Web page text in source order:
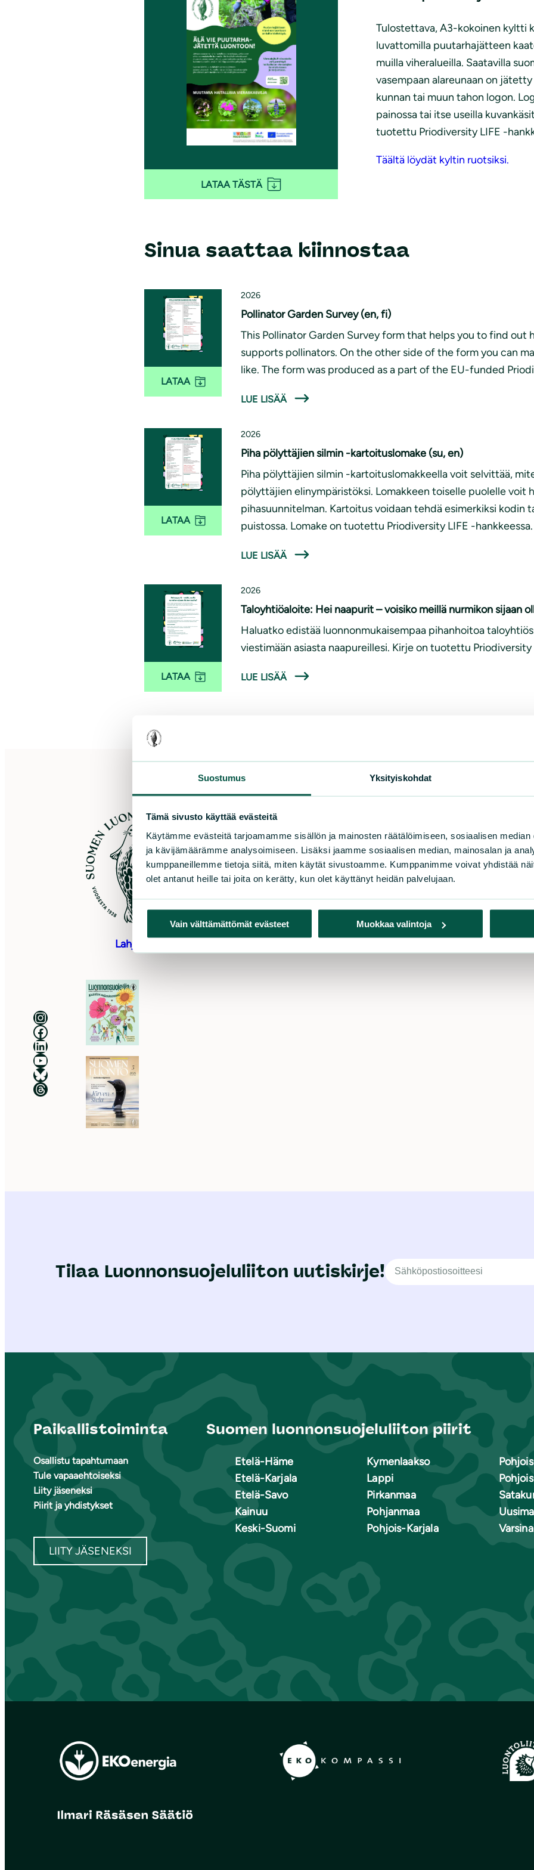
Suostumus Yksityiskohdat
Tämä sivusto käyttää evästeitä
Käytämme evästeitä tarjoamamme sisällön ja mainosten räätälöimiseen, sosiaalisen
ja kävijämäärämme analysoimiseen. Lisäksi jaamme sosiaalisen median, mainosalan ja
kumppaneillemme tietoja siitä, miten käytät sivustoamme. Kumppanimme voivat yhdistää
olet antanut heille tai joita on kerätty, kun olet käyttänyt heidän palvelujaan.
Vain välttämättömät evästeet Muokkaa valintoja
LATAA TÄSTÄ
Tulostettava, A3-kokoinen kyltti
luvattomilla puutarhajätteen
muilla viheralueilla. Saatavilla
vasempaan alareunaan on
kunnan tai muun tahon logon.
painossa tai itse useilla
tuotettu Priodiversity LIFE -
Täältä löydät kyltin ruotsiksi.
Sinua saattaa kiinnostaa
LATAA
2026
Pollinator Garden Survey (en, fi)
This Pollinator Garden Survey form that helps you to find out
supports pollinators. On the other side of the form you can
like. The form was produced as a part of the EU-funded
LUE LISÄÄ
LATAA
2026
Piha pölyttäjien silmin -kartoituslomake (su, en)
Piha pölyttäjien silmin -kartoituslomakkeella voit selvittää,
pölyttäjien elinympäristöksi. Lomakkeen toiselle puolelle voit
pihasuunnitelman. Kartoitus voidaan tehdä esimerkiksi kodin
puistossa. Lomake on tuotettu Priodiversity LIFE -hankkeessa.
LUE LISÄÄ
LATAA
2026
Taloyhtiöaloite: Hei naapurit – voisiko meillä nurmikon sijaan
Haluatko edistää luonnonmukaisempaa pihanhoitoa
viestimään asiasta naapureillesi. Kirje on tuotettu Priodiversity
LUE LISÄÄ
Lahjoita
Suomen luonnonsuojeluliitto
Sörnäistenkatu 1
00580 Helsinki
toimisto@sll.fi
Luonnonsuojeluliitto Instagramissa
Luonnonsuojeluliitto Facebookissa
Luonnonsuojeluliitto LinkedInissä
Luonnonsuojeluliiton YouTube-kanava
Luonnonsuojeluliitto Blueskyssa
Luonnonsuojeluliitto Threadsissa
Tilaa Luonnonsuojeluliiton uutiskirje!
Paikallistoiminta
Osallistu tapahtumaan
Tule vapaaehtoiseksi
Liity jäseneksi
Piirit ja yhdistykset
LIITY JÄSENEKSI
Suomen luonnonsuojeluliiton piirit
Etelä-Häme
Etelä-Karjala
Etelä-Savo
Kainuu
Keski-Suomi
Kymenlaakso
Lappi
Pirkanmaa
Pohjanmaa
Pohjois-Karjala